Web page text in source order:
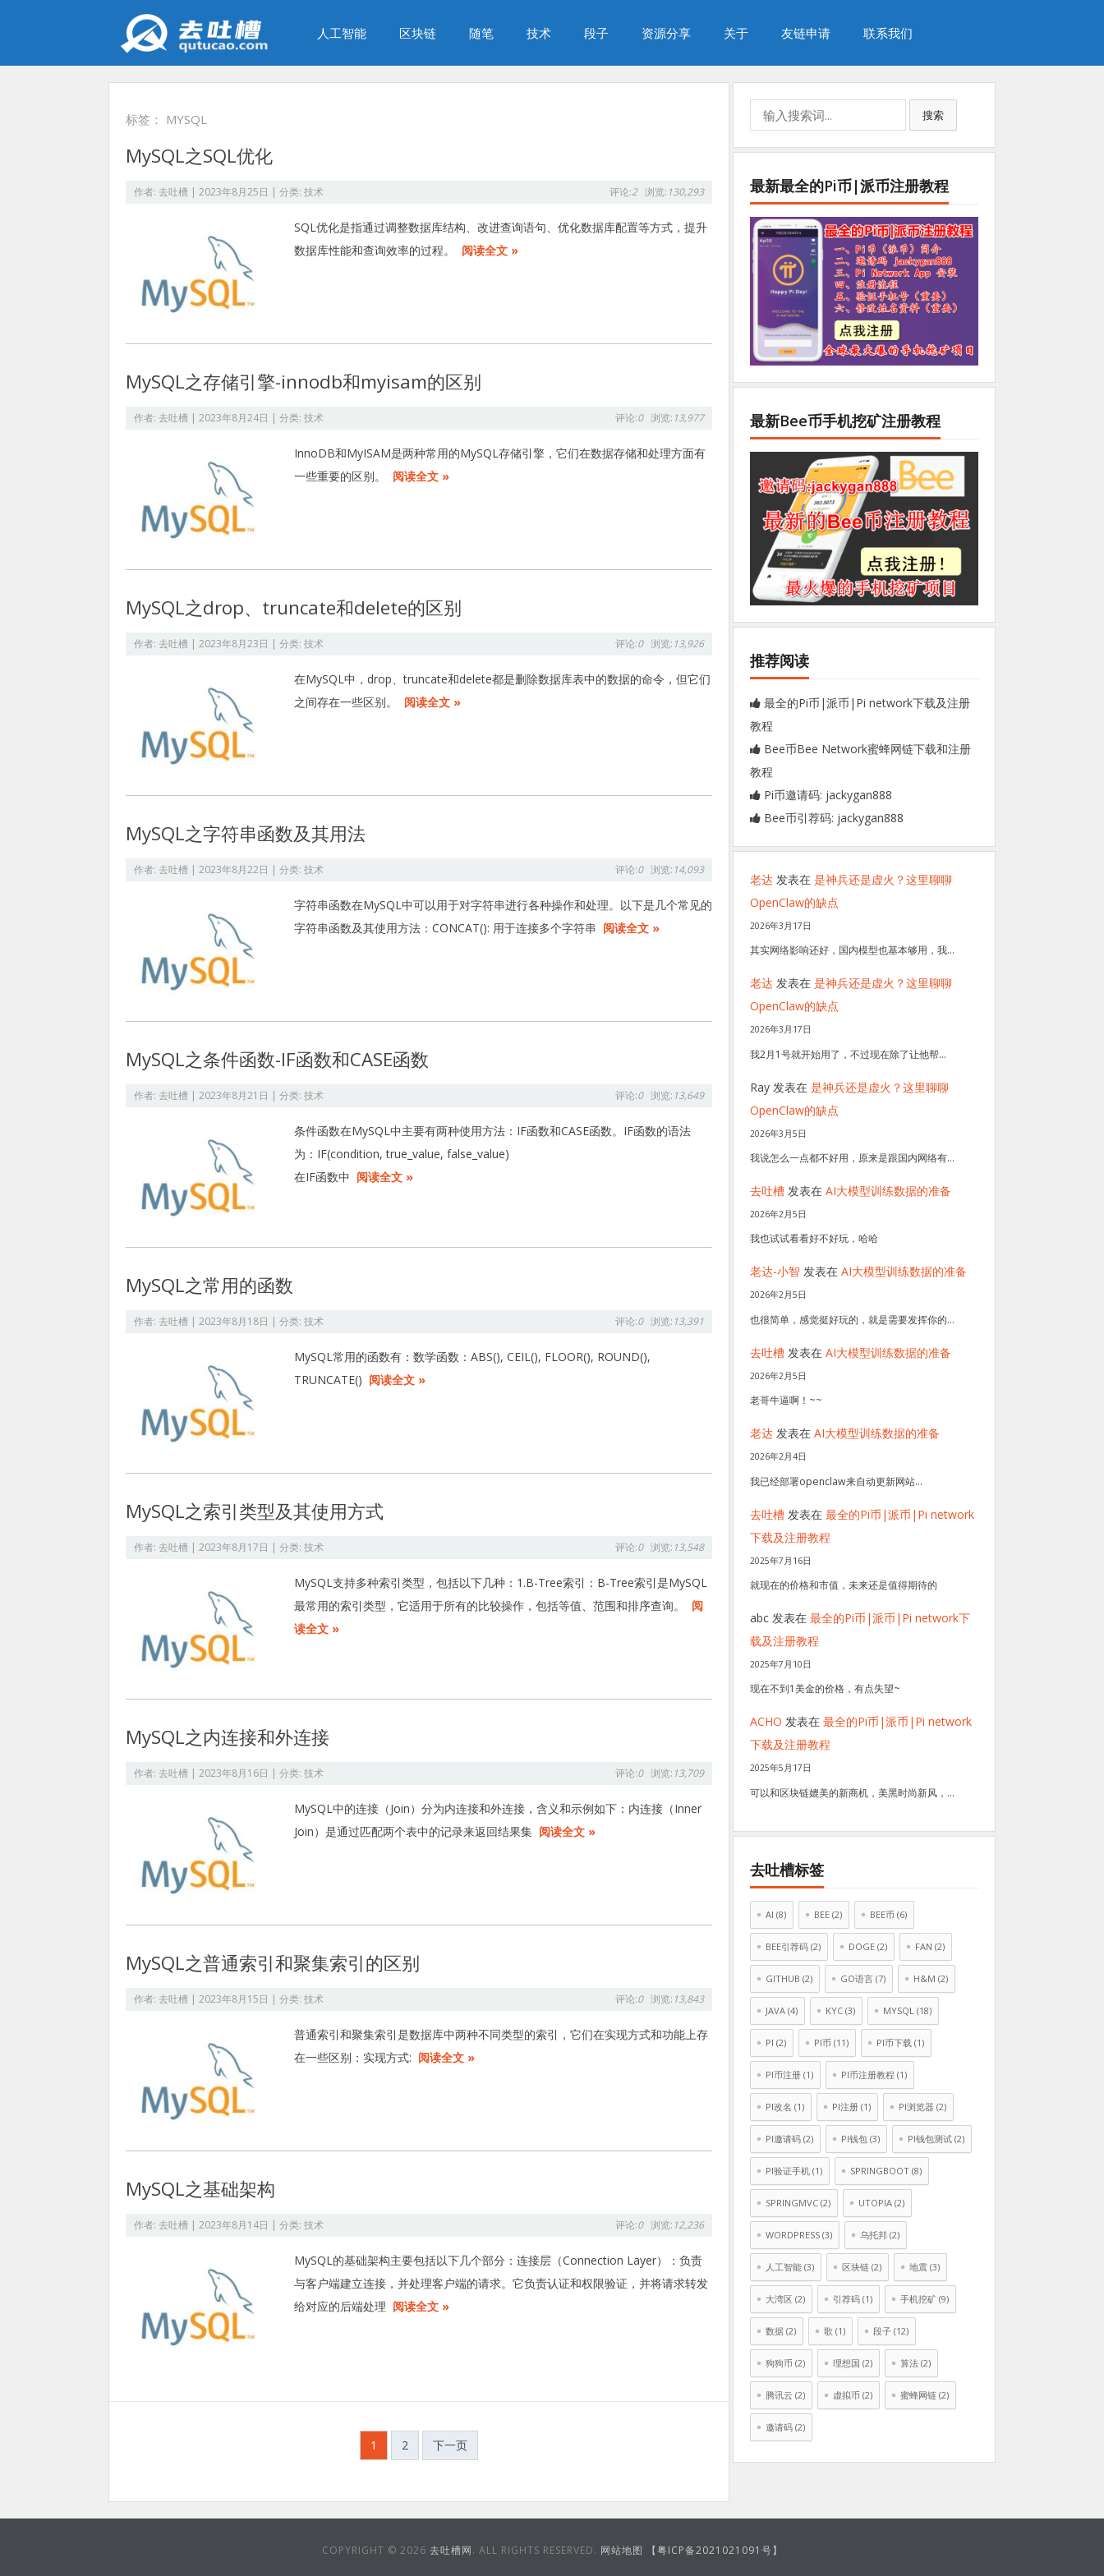
人工智能 区块链 随笔 技术 段子 资源分享 关于 友链申请 联系我们
标签： MYSQL
MySQL之SQL优化
作者: 去吐槽 | 2023年8月25日 | 分类: 技术 评论:2 浏览: 130,293
SQL优化是指通过调整数据库结构、改进查询语句、优化数据库配置等方式，提升
数据库性能和查询效率的过程。
阅读全文 »
MySQL之存储引擎-innodb和myisam的区别
作者: 去吐槽 | 2023年8月24日 | 分类: 技术 评论:0 浏览: 13,977
InnoDB和MyISAM是两种常用的MySQL存储引擎，它们在数据存储和处理方面有
一些重要的区别。
阅读全文 »
MySQL之drop、truncate和delete的区别
作者: 去吐槽 | 2023年8月23日 | 分类: 技术 评论:0 浏览: 13,926
在MySQL中，drop、truncate和delete都是删除数据库表中的数据的命令，但它们
之间存在一些区别。
阅读全文 »
MySQL之字符串函数及其用法
作者: 去吐槽 | 2023年8月22日 | 分类: 技术 评论:0 浏览: 14,093
字符串函数在MySQL中可以用于对字符串进行各种操作和处理。以下是几个常见的
字符串函数及其使用方法：CONCAT(): 用于连接多个字符串 阅读全文 »
MySQL之条件函数-IF函数和CASE函数
作者: 去吐槽 | 2023年8月21日 | 分类: 技术 评论:0 浏览: 13,649
条件函数在MySQL中主要有两种使用方法：IF函数和CASE函数。IF函数的语法
为：IF(condition, true_value, false_value)
在IF函数中 阅读全文 »
MySQL之常用的函数
作者: 去吐槽 | 2023年8月18日 | 分类: 技术 评论:0 浏览: 13,391
MySQL常用的函数有：数学函数：ABS(), CEIL(), FLOOR(), ROUND(),
TRUNCATE() 阅读全文 »
MySQL之索引类型及其使用方式
作者: 去吐槽 | 2023年8月17日 | 分类: 技术 评论:0 浏览: 13,548
MySQL支持多种索引类型，包括以下几种：1.B-Tree索引：B-Tree索引是MySQL
最常用的索引类型，它适用于所有的比较操作，包括等值、范围和排序查询。
阅
读全文 »
MySQL之内连接和外连接
作者: 去吐槽 | 2023年8月16日 | 分类: 技术 评论:0 浏览: 13,709
MySQL中的连接（Join）分为内连接和外连接，含义和示例如下：内连接（Inner
Join）是通过匹配两个表中的记录来返回结果集 阅读全文 »
MySQL之普通索引和聚集索引的区别
作者: 去吐槽 | 2023年8月15日 | 分类: 技术 评论:0 浏览: 13,843
普通索引和聚集索引是数据库中两种不同类型的索引，它们在实现方式和功能上存
在一些区别：实现方式: 阅读全文 »
MySQL之基础架构
作者: 去吐槽 | 2023年8月14日 | 分类: 技术 评论:0 浏览: 12,236
MySQL的基础架构主要包括以下几个部分：连接层（Connection Layer）：负责
与客户端建立连接，并处理客户端的请求。它负责认证和权限验证，并将请求转发
给对应的后端处理 阅读全文 »
1 2 下一页
Search
for:
搜索
最新最全的Pi币|派币注册教程
最新Bee币手机挖矿注册教程
推荐阅读
最全的Pi币|派币|Pi network下载及注册
教程
Bee币Bee Network蜜蜂网链下载和注册
教程
Pi币邀请码: jackygan888
Bee币引荐码: jackygan888
老达 发表在 是神兵还是虚火？这里聊聊
OpenClaw的缺点
2026年3月17日
其实网络影响还好，国内模型也基本够用，我…
老达 发表在 是神兵还是虚火？这里聊聊
OpenClaw的缺点
2026年3月17日
我2月1号就开始用了，不过现在除了让他帮…
Ray 发表在 是神兵还是虚火？这里聊聊
OpenClaw的缺点
2026年3月5日
我说怎么一点都不好用，原来是跟国内网络有…
去吐槽 发表在 AI大模型训练数据的准备
2026年2月5日
我也试试看看好不好玩，哈哈
老达-小智 发表在 AI大模型训练数据的准备
2026年2月5日
也很简单，感觉挺好玩的，就是需要发挥你的…
去吐槽 发表在 AI大模型训练数据的准备
2026年2月5日
老哥牛逼啊！~~
老达 发表在 AI大模型训练数据的准备
2026年2月4日
我已经部署openclaw来自动更新网站…
去吐槽 发表在 最全的Pi币|派币|Pi network
下载及注册教程
2025年7月16日
就现在的价格和市值，未来还是值得期待的
abc 发表在 最全的Pi币|派币|Pi network下
载及注册教程
2025年7月10日
现在不到1美金的价格，有点失望~
ACHO 发表在 最全的Pi币|派币|Pi network
下载及注册教程
2025年5月17日
可以和区块链媲美的新商机，美黑时尚新风，…
去吐槽标签
AI (8) BEE (2) BEE币 (6)
BEE引荐码 (2) DOGE (2) FAN (2)
GITHUB (2) GO语言 (7) H&M (2)
JAVA (4) KYC (3) MYSQL (18)
PI (2) PI币 (11) PI币下载 (1)
PI币注册 (1) PI币注册教程 (1)
PI改名 (1) PI注册 (1) PI浏览器 (2)
PI邀请码 (2) PI钱包 (3) PI钱包测试 (2)
PI验证手机 (1) SPRINGBOOT (8)
SPRINGMVC (2) UTOPIA (2)
WORDPRESS (3) 乌托邦 (2)
人工智能 (3) 区块链 (2) 地震 (3)
大湾区 (2) 引荐码 (1) 手机挖矿 (9)
数据 (2) 歌 (1) 段子 (12)
狗狗币 (2) 理想国 (2) 算法 (2)
腾讯云 (2) 虚拟币 (2) 蜜蜂网链 (2)
邀请码 (2)
COPYRIGHT © 2026 去吐槽网. ALL RIGHTS RESERVED. 网站地图 【粤ICP备2021021091号】